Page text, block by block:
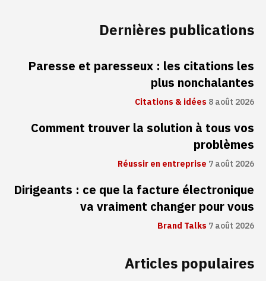
Dernières publications
Paresse et paresseux : les citations les
plus nonchalantes
Citations & idées8 août 2026
Comment trouver la solution à tous vos
problèmes
Réussir en entreprise 7 août 2026
Dirigeants : ce que la facture électronique
va vraiment changer pour vous
Brand Talks7 août 2026
Articles populaires